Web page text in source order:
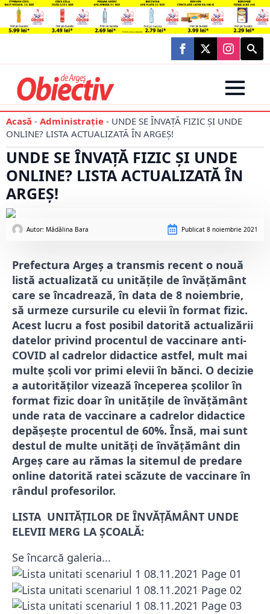
Search
for:
Acasă - Administraţie - UNDE SE ÎNVAȚĂ FIZIC ȘI UNDE
ONLINE? LISTA ACTUALIZATĂ ÎN ARGEȘ!
UNDE SE ÎNVAȚĂ FIZIC ȘI UNDE
ONLINE? LISTA ACTUALIZATĂ ÎN
ARGEȘ!
Autor: Mădălina Bara Publicat 8 noiembrie 2021
Prefectura Argeș a transmis recent o nouă
listă actualizată cu unitățile de învățământ
care se încadrează, în data de 8 noiembrie,
să urmeze cursurile cu elevii în format fizic.
Acest lucru a fost posibil datorită actualizării
datelor privind procentul de vaccinare anti-
COVID al cadrelor didactice astfel, mult mai
multe școli vor primi elevii în bănci. O decizie
a autorităților vizează începerea școlilor în
format fizic doar în unitățile de învățământ
unde rata de vaccinare a cadrelor didactice
depășește procentul de 60%. Însă, mai sunt
destul de multe unități de învățământ din
Argeș care au rămas la sitemul de predare
online datorită ratei scăzute de vaccinare în
rândul profesorilor.
LISTA UNITĂȚILOR DE ÎNVĂȚĂMÂNT UNDE
ELEVII MERG LA ȘCOALĂ:
Se încarcă galeria...